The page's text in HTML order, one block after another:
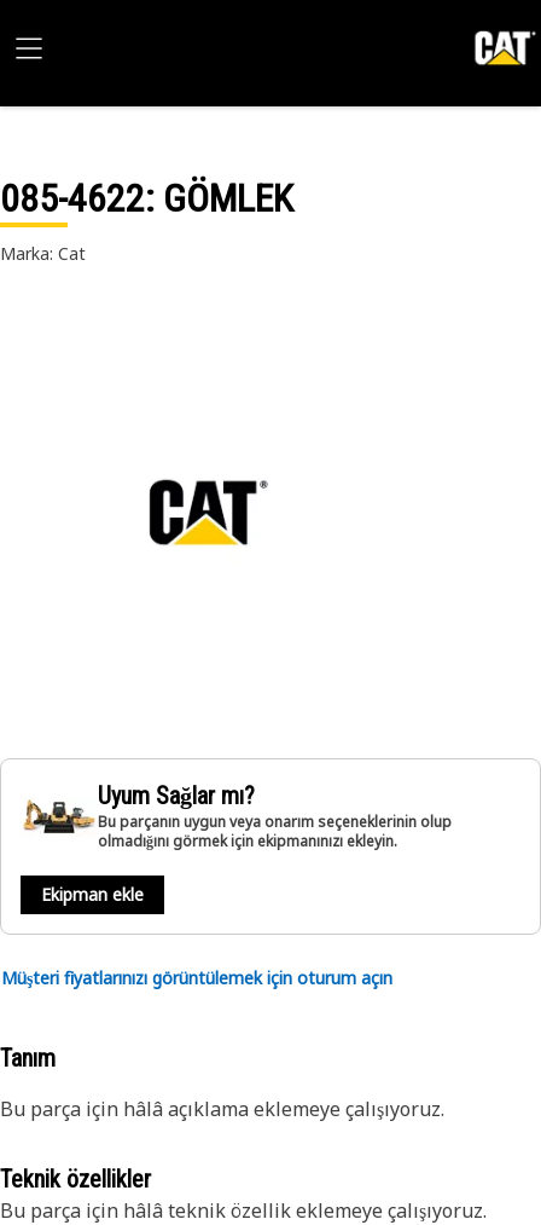
085-4622: GÖMLEK
Marka: Cat
Uyum Sağlar mı?
Bu parçanın uygun veya onarım seçeneklerinin olup
olmadığını görmek için ekipmanınızı ekleyin.
Ekipman ekle
Müşteri fiyatlarınızı görüntülemek için oturum açın
Tanım
Bu parça için hâlâ açıklama eklemeye çalışıyoruz.
Teknik özellikler
Bu parça için hâlâ teknik özellik eklemeye çalışıyoruz.